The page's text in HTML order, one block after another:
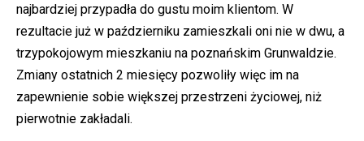
najbardziej przypadła do gustu moim klientom. W
rezultacie już w październiku zamieszkali oni nie w dwu, a
trzypokojowym mieszkaniu na poznańskim Grunwaldzie.
Zmiany ostatnich 2 miesięcy pozwoliły więc im na
zapewnienie sobie większej przestrzeni życiowej, niż
pierwotnie zakładali.